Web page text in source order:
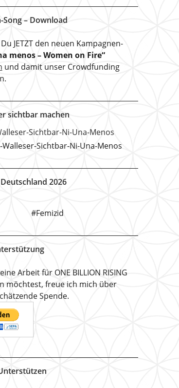
Song – Download
JETZT den neuen Kampagnen-
menos – Women on Fire“
und damit unser Crowdfunding
sichtbar machen
Walleser-Sichtbar-Ni-Una-Menos
2026
#Femizid
Arbeit für ONE BILLION RISING
möchtest, freue ich mich über
Spende.